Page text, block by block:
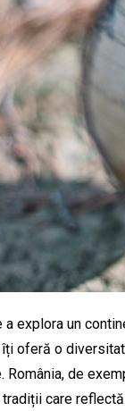
a explora un
oferă o
România, de
care